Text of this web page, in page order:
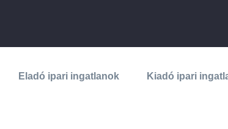
Eladó ipari ingatlanok Kiadó ipari